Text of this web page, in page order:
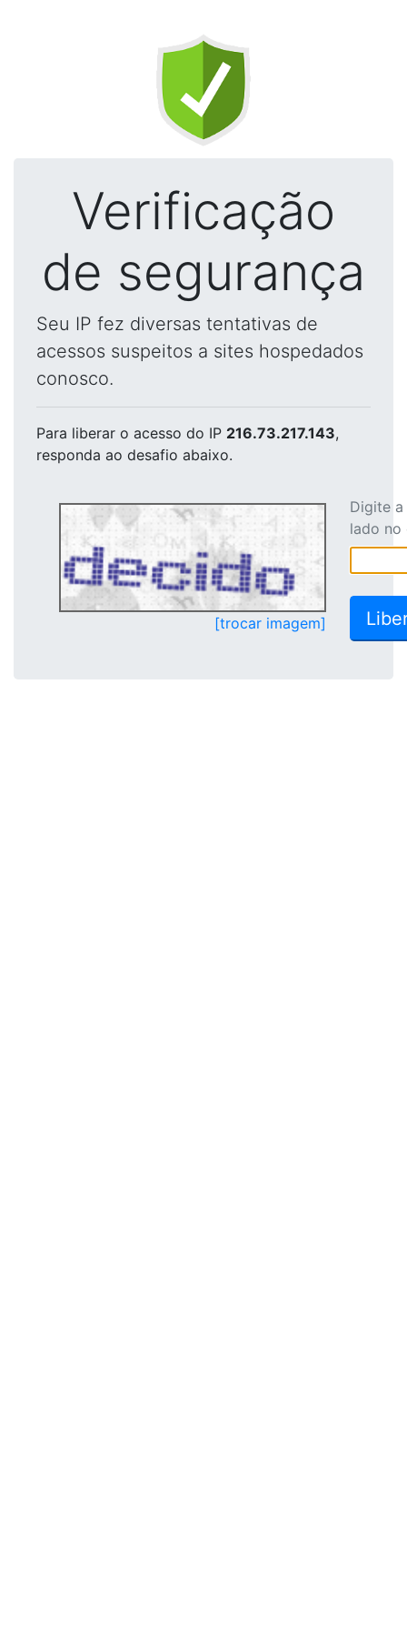
Verificação
de segurança
Seu IP fez diversas tentativas de
acessos suspeitos a sites hospedados
conosco.
Para liberar o acesso do IP 216.73.217.143,
responda ao desafio abaixo.
[trocar imagem]
Digite
lado no